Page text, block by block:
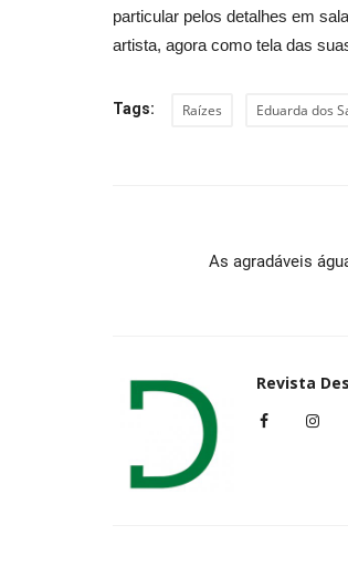
particular pelos detalhes em
artista, agora como tela das
Tags: Raízes Eduarda dos
As agradáveis
Revista